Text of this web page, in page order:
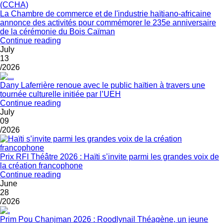
La Chambre de commerce et de l'industrie haïtiano-africaine
annonce des activités pour commémorer le 235e anniversaire
de la cérémonie du Bois Caïman
Continue reading
July
13
/2026
Dany Laferrière renoue avec le public haïtien à travers une
tournée culturelle initiée par l’UEH
Continue reading
July
09
/2026
Prix RFI Théâtre 2026 : Haïti s’invite parmi les grandes voix de
la création francophone
Continue reading
June
28
/2026
Prim Pou Chanjman 2026 : Roodlynail Théagène, un jeune